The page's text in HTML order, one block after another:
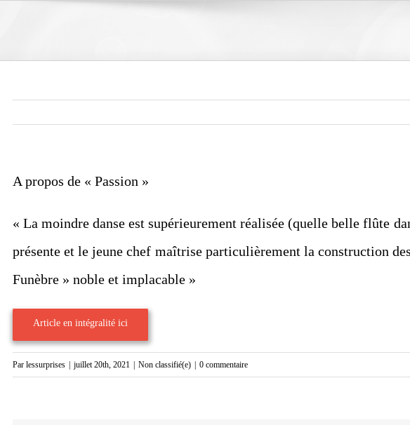
A propos de « Passion »
« La moindre danse est supérieurement réalisée (quelle belle flûte
présente et le jeune chef maîtrise particulièrement la construction
Funèbre » noble et implacable »
Article en intégralité ici
Par lessurprises juillet 20th, 2021 Non classifié(e) 0 commentaire